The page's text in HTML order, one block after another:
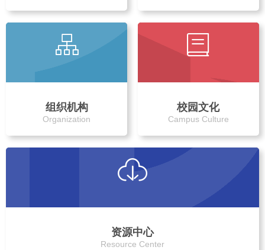
组织机构
Organization
校园文化
Campus Culture
资源中心
Resource Center